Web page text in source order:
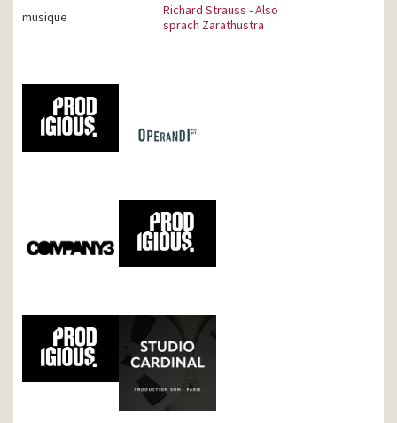
musique
Richard Strauss - Also
sprach Zarathustra